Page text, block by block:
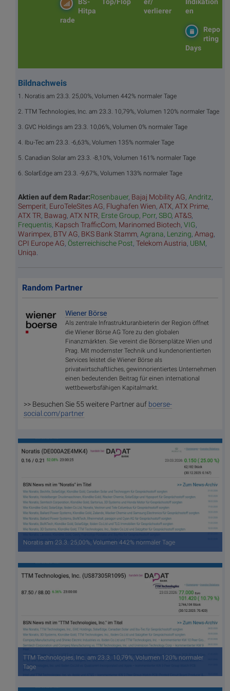
en
verlierer
Hitpa
rade
Repo
rting
Days
Bildnachweis
1. Noratis am 23.3. 25,00%, Volumen 442% normaler Tage
2. TTM Technologies, Inc. am 23.3. 10,79%, Volumen 120% normaler Tage
3. GVC Holdings am 23.3. 10,06%, Volumen 0% normaler Tage
4. Ibu-Tec am 23.3. -6,63%, Volumen 135% normaler Tage
5. Canadian Solar am 23.3. -8,10%, Volumen 161% normaler Tage
6. SolarEdge am 23.3. -9,67%, Volumen 133% normaler Tage
Aktien auf dem Radar:Rosenbauer, Bajaj Mobility AG, Andritz,
Semperit, EuroTeleSites AG, Flughafen Wien, ATX, ATX Prime,
ATX TR, Bawag, ATX NTR, Erste Group, Porr, SBO, AT&S,
Frequentis, Kapsch TrafficCom, Marinomed Biotech, VIG,
Warimpex, BTV AG, BKS Bank Stamm, Agrana, Lenzing, Amag,
CPI Europe AG, Österreichische Post, Telekom Austria, UBM,
Uniqa.
Random Partner
Wiener Börse
Als zentrale Infrastrukturanbieterin der Region öffnet
die Wiener Börse AG Tore zu den globalen
Finanzmärkten. Sie vereint die Börsenplätze Wien und
Prag. Mit modernster Technik und kundenorientierten
Services leistet die Wiener Börse als
privatwirtschaftliches, gewinnorientiertes Unternehmen
einen bedeutenden Beitrag für einen international
wettbewerbsfähigen Kapitalmarkt.
>> Besuchen Sie 55 weitere Partner auf boerse-
social.com/partner
Noratis am 23.3. 25,00%, Volumen 442% normaler Tage
TTM Technologies, Inc. am 23.3. 10,79%, Volumen 120% normaler
Tage